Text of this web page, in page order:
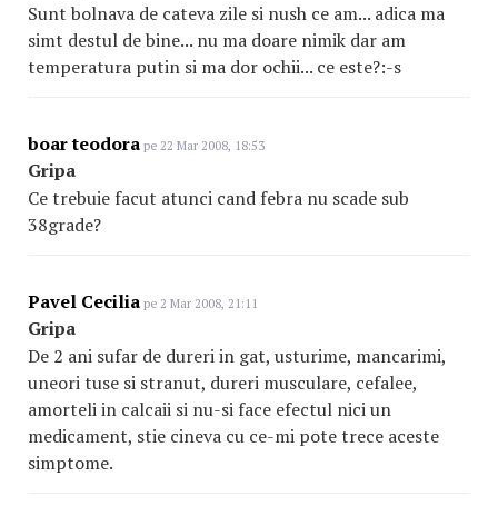
Sunt bolnava de cateva zile si nush ce am... adica ma
simt destul de bine... nu ma doare nimik dar am
temperatura putin si ma dor ochii... ce este?:-s
boar teodora pe 22 Mar 2008, 18:53
Gripa
Ce trebuie facut atunci cand febra nu scade sub
38grade?
Pavel Cecilia pe 2 Mar 2008, 21:11
Gripa
De 2 ani sufar de dureri in gat, usturime, mancarimi,
uneori tuse si stranut, dureri musculare, cefalee,
amorteli in calcaii si nu-si face efectul nici un
medicament, stie cineva cu ce-mi pote trece aceste
simptome.